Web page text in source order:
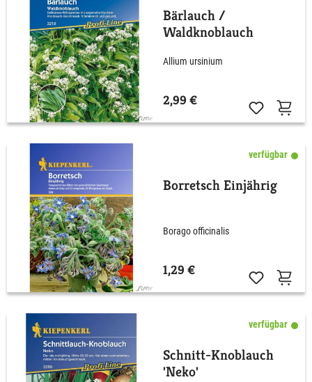
Bärlauch /
Waldknoblauch
Allium ursinium
2,99 €
verfügbar
Borretsch Einjährig
Borago officinalis
1,29 €
verfügbar
Schnitt-Knoblauch
'Neko'